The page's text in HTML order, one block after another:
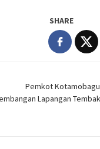
SHARE
Pemkot
Lapangan